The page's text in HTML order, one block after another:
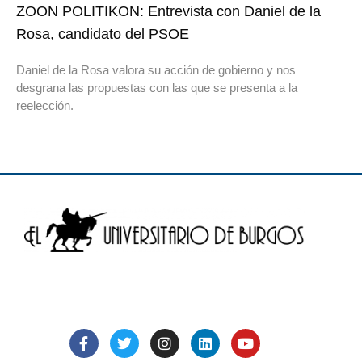
ZOON POLITIKON: Entrevista con Daniel de la
Rosa, candidato del PSOE
Daniel de la Rosa valora su acción de gobierno y nos
desgrana las propuestas con las que se presenta a la
reelección.